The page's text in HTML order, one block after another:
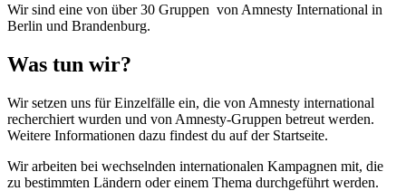
Wir sind eine von über 30 Gruppen von Amnesty International in
Berlin und Brandenburg.
Was tun wir?
Wir setzen uns für Einzelfälle ein, die von Amnesty international
recherchiert wurden und von Amnesty-Gruppen betreut werden.
Weitere Informationen dazu findest du auf der Startseite.
Wir arbeiten bei wechselnden internationalen Kampagnen mit, die
zu bestimmten Ländern oder einem Thema durchgeführt werden.